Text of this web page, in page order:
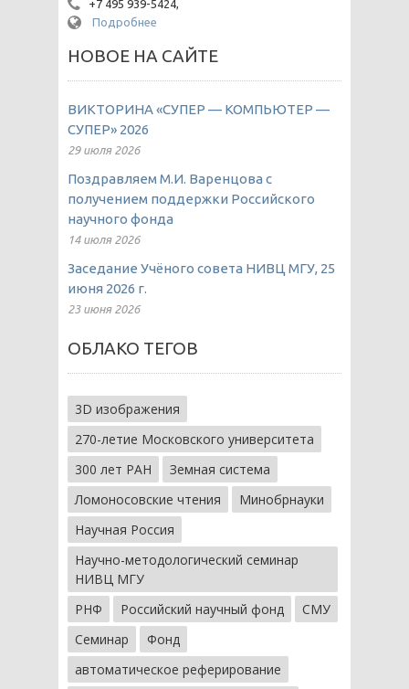
+7 495 939-5424,
Подробнее
НОВОЕ НА САЙТЕ
ВИКТОРИНА «СУПЕР — КОМПЬЮТЕР —
СУПЕР» 2026
29 июля 2026
Поздравляем М.И. Варенцова с
получением поддержки Российского
научного фонда
14 июля 2026
Заседание Учёного совета НИВЦ МГУ, 25
июня 2026 г.
23 июня 2026
ОБЛАКО ТЕГОВ
3D изображения
270-летие Московского университета
300 лет РАН
Земная система
Ломоносовские чтения
Минобрнауки
Научная Россия
Научно-методологический семинар
НИВЦ МГУ
РНФ
Российский научный фонд
СМУ
Семинар
Фонд
автоматическое реферирование